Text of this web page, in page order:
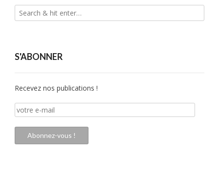
S'ABONNER
Recevez nos publications !
votre
e-
mail
Abonnez-vous !